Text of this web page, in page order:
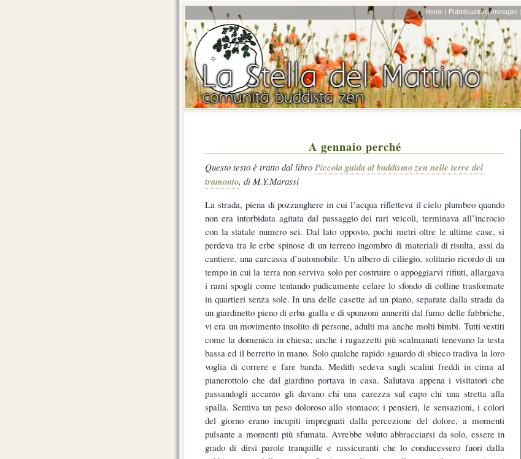
Home | Pubblicazioni| Immagini |
A gennaio perché
Questo testo è tratto dal libro Piccola guida al buddismo zen nelle terre del
tramonto, di M.Y.Marassi
La strada, piena di pozzanghere in cui l’acqua rifletteva il cielo plumbeo quando
non era intorbidata agitata dal passaggio dei rari veicoli, terminava all’incrocio
con la statale numero sei. Dal lato opposto, pochi metri oltre le ultime case, si
perdeva tra le erbe spinose di un terreno ingombro di materiali di risulta, assi da
cantiere, una carcassa d’automobile. Un albero di ciliegio, solitario ricordo di un
tempo in cui la terra non serviva solo per costruire o appoggiarvi rifiuti, allargava
i rami spogli come tentando pudicamente celare lo sfondo di colline trasformate
in quartieri senza sole. In una delle casette ad un piano, separate dalla strada da
un giardinetto pieno di erba gialla e di spunzoni anneriti dal fumo delle fabbriche,
vi era un movimento insolito di persone, adulti ma anche molti bimbi. Tutti vestiti
come la domenica in chiesa; anche i ragazzetti più scalmanati tenevano la testa
bassa ed il berretto in mano. Solo qualche rapido sguardo di sbieco tradiva la loro
voglia di correre e fare banda. Medith sedeva sugli scalini freddi in cima al
pianerottolo che dal giardino portava in casa. Salutava appena i visitatori che
passandogli accanto gli davano chi una carezza sul capo chi una stretta alla
spalla. Sentiva un peso doloroso allo stomaco; i pensieri, le sensazioni, i colori
del giorno erano incupiti impregnati dalla percezione del dolore, a momenti
pulsante a momenti più sfumata. Avrebbe voluto abbracciarsi da solo, essere in
grado di dirsi parole tranquille e rassicuranti che lo conducessero fuori dalla